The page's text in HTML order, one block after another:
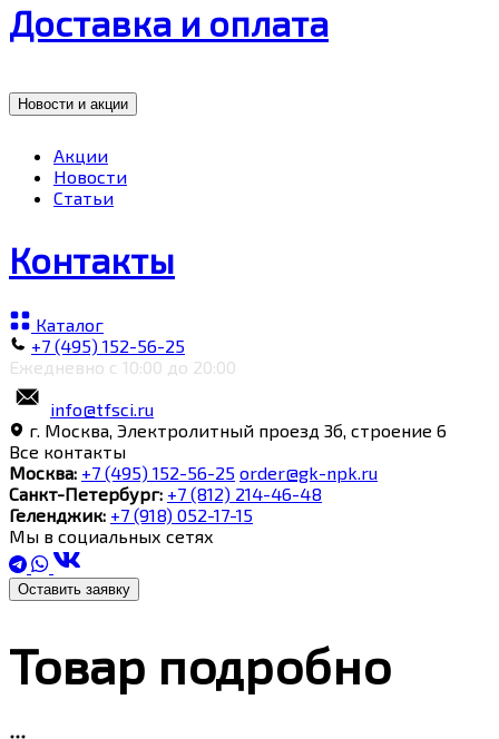
Доставка и оплата
Новости и акции
Акции
Новости
Статьи
Контакты
Каталог
+7 (495) 152-56-25
Ежедневно с 10:00 до 20:00
info@tfsci.ru
г. Москва, Электролитный проезд 3б, строение 6
Все контакты
Москва: +7 (495) 152-56-25 order@gk-npk.ru
Санкт-Петербург: +7 (812) 214-46-48
Геленджик: +7 (918) 052-17-15
Мы в социальных сетях
Оставить заявку
Товар подробно